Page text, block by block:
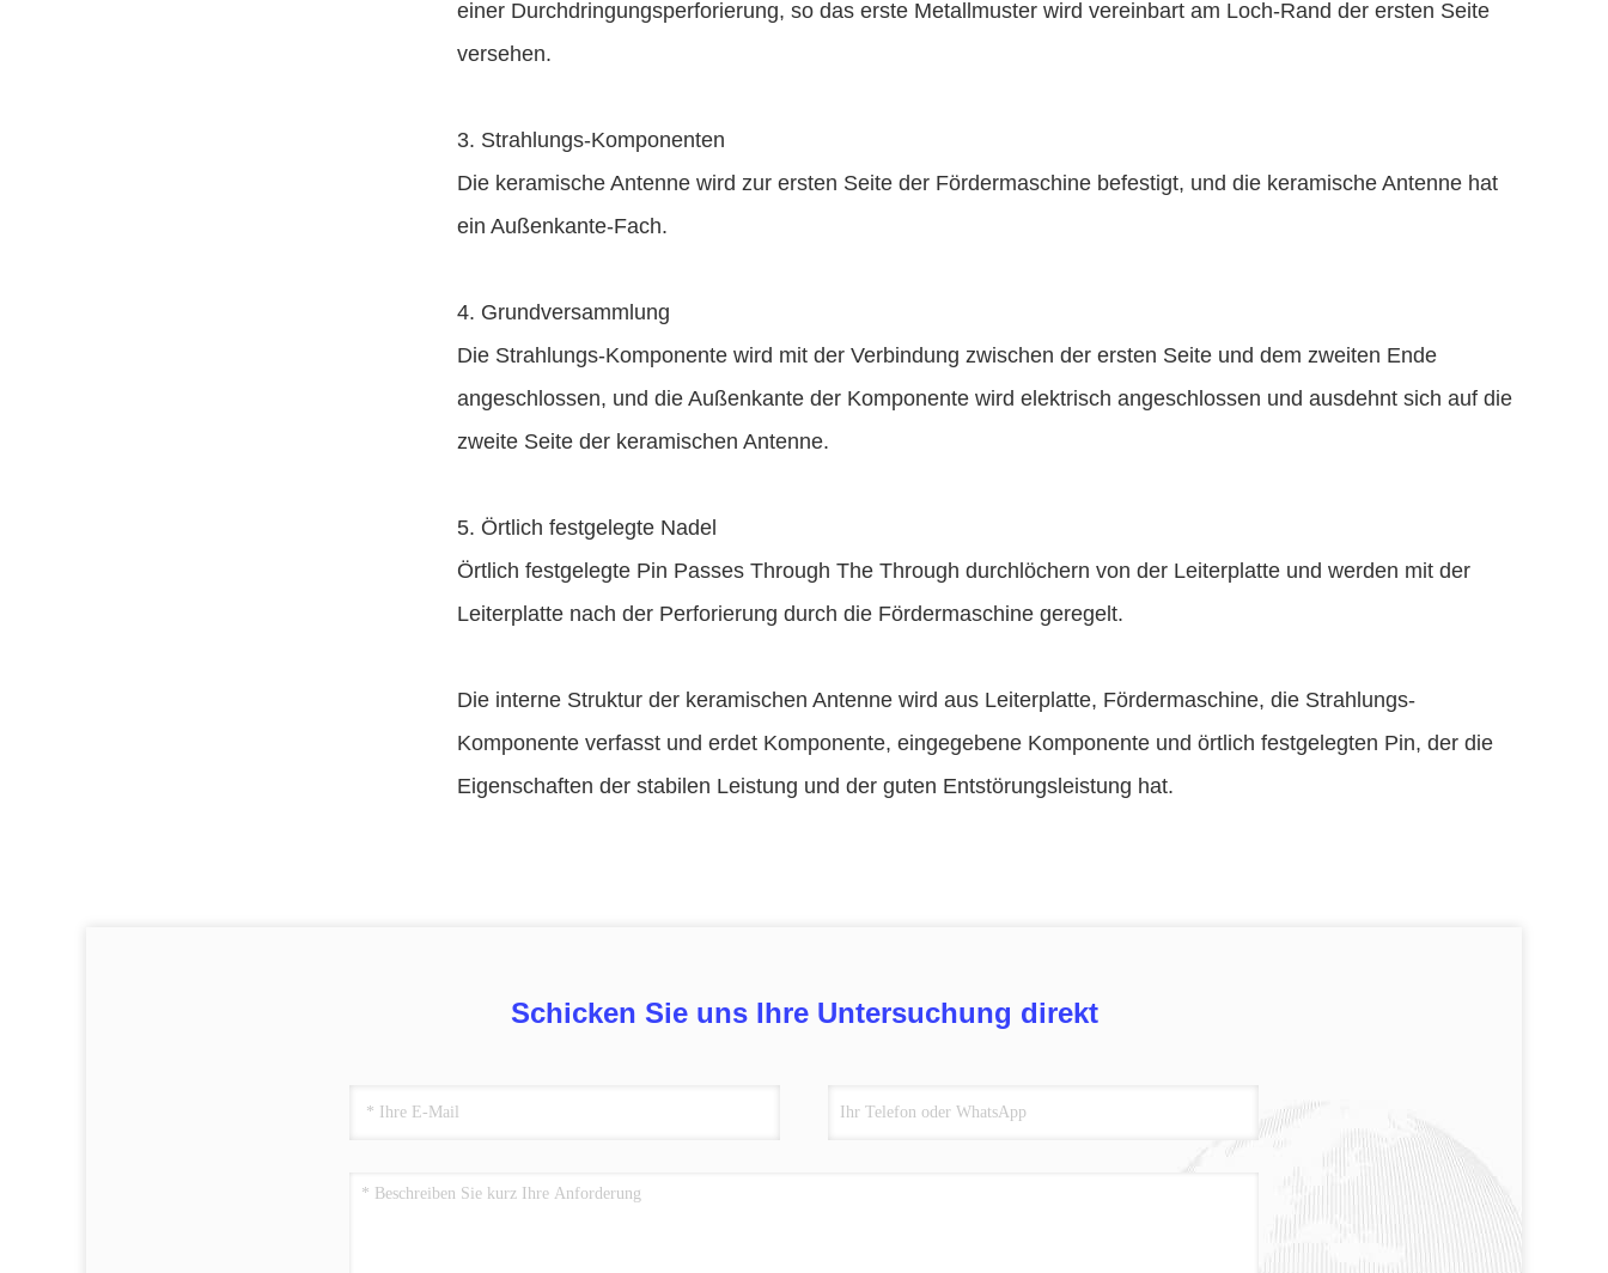
einer Durchdringungsperforierung, so das erste Metallmuster wird vereinbart am Loch-Rand der ersten Seite
versehen.
3. Strahlungs-Komponenten
Die keramische Antenne wird zur ersten Seite der Fördermaschine befestigt, und die keramische Antenne hat
ein Außenkante-Fach.
4. Grundversammlung
Die Strahlungs-Komponente wird mit der Verbindung zwischen der ersten Seite und dem zweiten Ende
angeschlossen, und die Außenkante der Komponente wird elektrisch angeschlossen und ausdehnt sich auf die
zweite Seite der keramischen Antenne.
5. Örtlich festgelegte Nadel
Örtlich festgelegte Pin Passes Through The Through durchlöchern von der Leiterplatte und werden mit der
Leiterplatte nach der Perforierung durch die Fördermaschine geregelt.
Die interne Struktur der keramischen Antenne wird aus Leiterplatte, Fördermaschine, die Strahlungs-
Komponente verfasst und erdet Komponente, eingegebene Komponente und örtlich festgelegten Pin, der die
Eigenschaften der stabilen Leistung und der guten Entstörungsleistung hat.
Schicken Sie uns Ihre Untersuchung direkt